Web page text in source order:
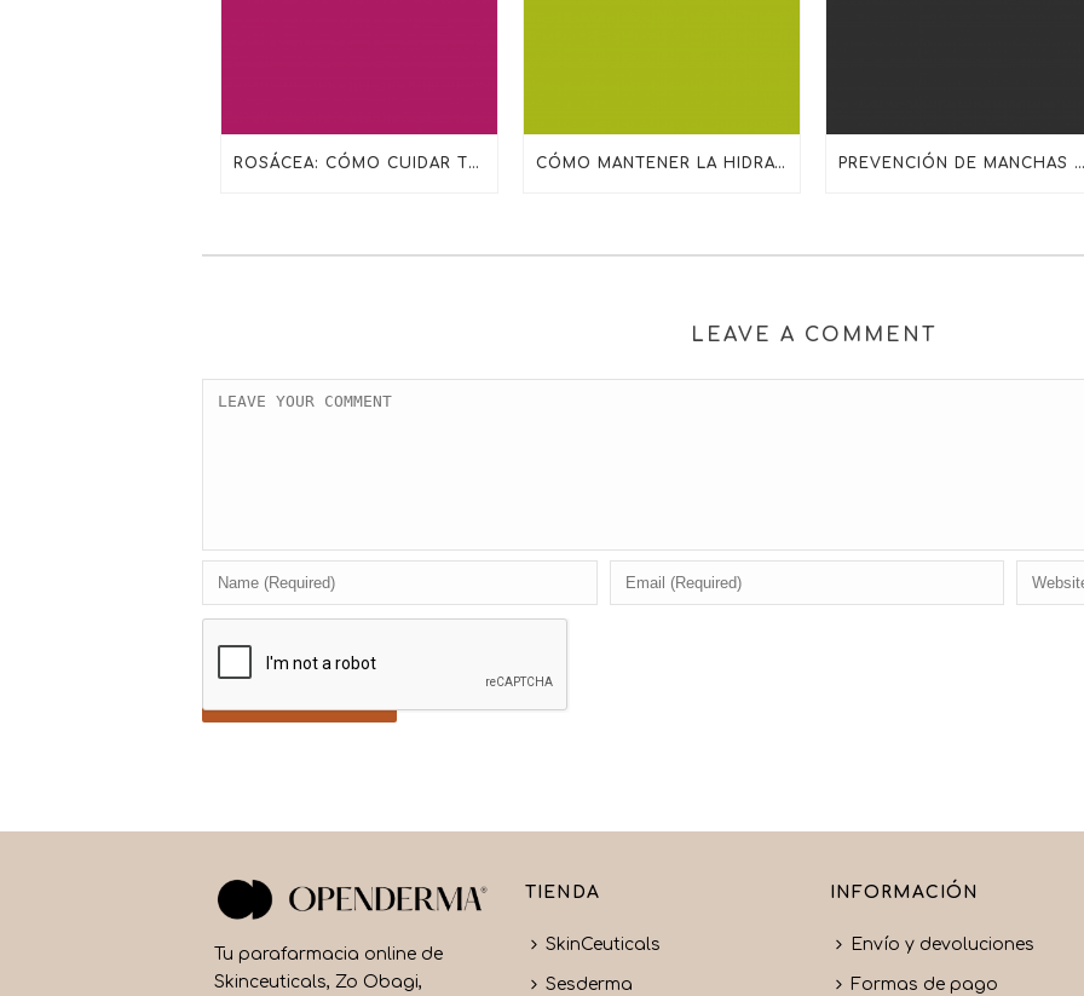
ROSÁCEA: CÓMO CUIDAR TU PIEL CON LA RUTINA ADECUADA DE SKINCEUTICALS CÓMO MANTENER LA HIDRATACIÓN EN PIELES DESHIDRATADAS, MADURAS O SENSIBILIZADAS PREVENCIÓN DE MANCHAS SOLARES TODO EL AÑO:
LEAVE A COMMENT
Tu parafarmacia online de
Skinceuticals, Zo Obagi,
TIENDA
SkinCeuticals
Sesderma
INFORMACIÓN
Envío y devoluciones
Formas de pago